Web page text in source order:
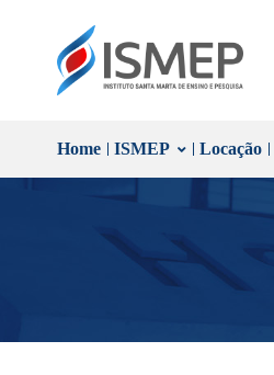
Home ISMEP Locação